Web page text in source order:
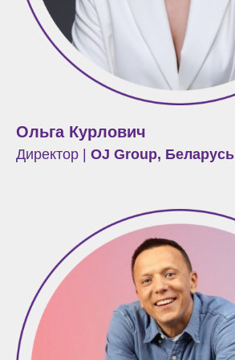
Ольга Курлович
Директор | OJ Group, Беларусь